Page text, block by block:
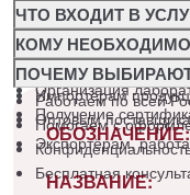
ЧТО ВХОДИТ В
Консультация по
Подготовка и
Организация
Получение
КОМУ
Производителям
Импортёрам
Оптовым
Экспортёрам,
ПОЧЕМУ
Работаем по всей
Помогаем с
Бесплатная
ОБОЗНАЧЕНИЕ:
НАЗВАНИЕ: